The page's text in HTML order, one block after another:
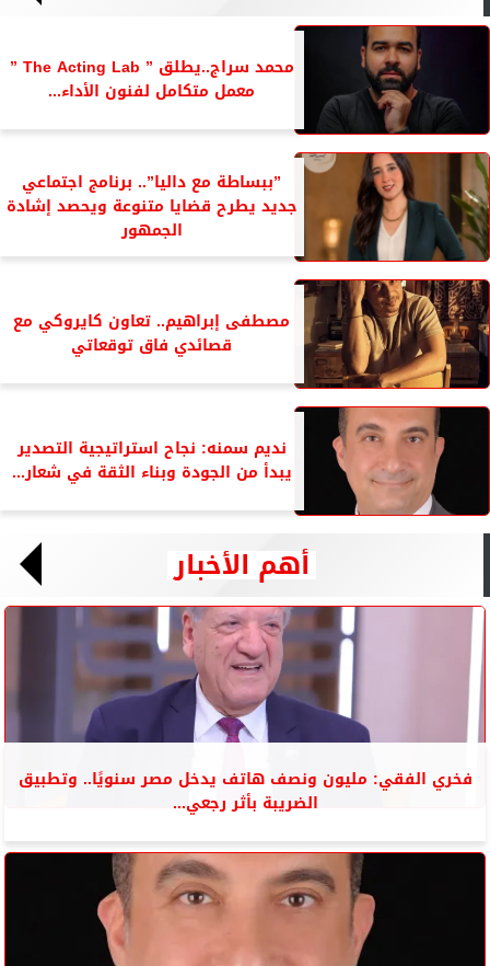
محمد سراج..يطلق ” The Acting Lab ”
معمل متكامل لفنون الأداء...
”ببساطة مع داليا”.. برنامج اجتماعي
جديد يطرح قضايا متنوعة ويحصد إشادة
الجمهور
مصطفى إبراهيم.. تعاون كايروكي مع
قصائدي فاق توقعاتي
نديم سمنه: نجاح استراتيجية التصدير
يبدأ من الجودة وبناء الثقة في شعار...
أهم الأخبار
فخري الفقي: مليون ونصف هاتف يدخل مصر سنويًا.. وتطبيق
الضريبة بأثر رجعي...